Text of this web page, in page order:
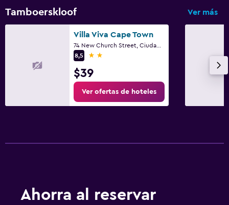
Tamboerskloof Ver más
Villa Viva Cape Town
8,5
2 estrellas
$39
Ver ofertas de hoteles
Ahorra al reservar